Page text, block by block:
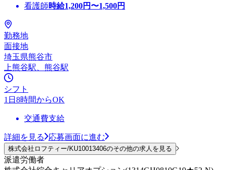
看護師時給1,200円〜1,500円
勤務地
面接地
埼玉県熊谷市
上熊谷駅、熊谷駅
シフト
1日8時間からOK
交通費支給
詳細を見る 応募画面に進む
株式会社ロフティー/KU10013406のその他の求人を見る
派遣労働者